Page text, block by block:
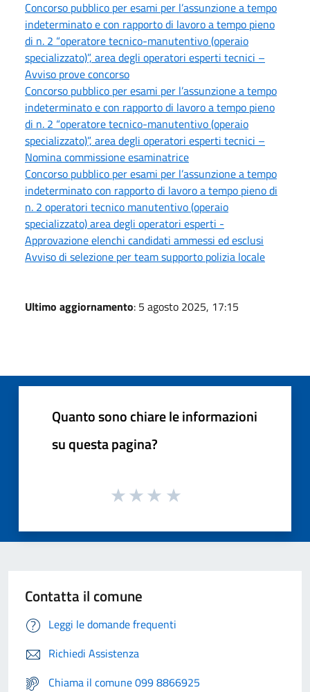
Concorso pubblico per esami per l’assunzione a tempo
indeterminato e con rapporto di lavoro a tempo pieno
di n. 2 “operatore tecnico-manutentivo (operaio
specializzato)”, area degli operatori esperti tecnici –
Avviso prove concorso
Concorso pubblico per esami per l’assunzione a tempo
indeterminato e con rapporto di lavoro a tempo pieno
di n. 2 “operatore tecnico-manutentivo (operaio
specializzato)”, area degli operatori esperti tecnici –
Nomina commissione esaminatrice
Concorso pubblico per esami per l’assunzione a tempo
indeterminato con rapporto di lavoro a tempo pieno di
n. 2 operatori tecnico manutentivo (operaio
specializzato) area degli operatori esperti -
Approvazione elenchi candidati ammessi ed esclusi
Avviso di selezione per team supporto polizia locale
Ultimo aggiornamento: 5 agosto 2025, 17:15
Quanto sono chiare le informazioni
su questa pagina?
Contatta il comune
Leggi le domande frequenti
Richiedi Assistenza
Chiama il comune 099 8866925